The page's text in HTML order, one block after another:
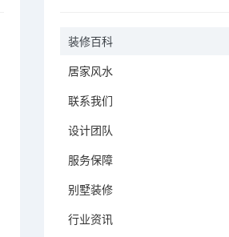
装修百科
居家风水
联系我们
设计团队
服务保障
别墅装修
行业资讯